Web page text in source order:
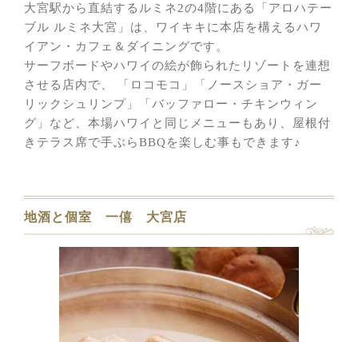
大宮駅から直結するルミネ2の4階にある「アロハテー
ブル ルミネ大宮」は、ワイキキに本店を構えるハワ
イアン・カフェ＆ダイニングです。
サーフボードやハワイの絵が飾られたリゾートを連想
させる店内で、 「ロコモコ」「ノースショア・ガー
リックシュリンプ」「バッファロー・チキンウィン
グ」など、本場ハワイと同じメニューもあり、屋根付
きテラス席で手ぶらBBQを楽しむ事もできます♪
地酒と個室 一僖 大宮店